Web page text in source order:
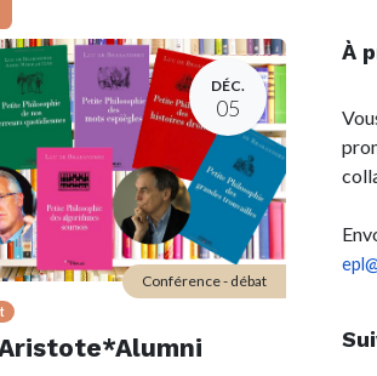
DÉC.
05
Conférence - débat
À